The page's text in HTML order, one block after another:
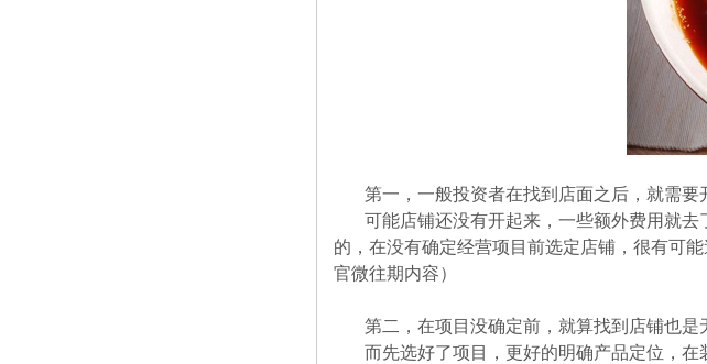
第一，一般投资者在找到店面之后，就需要
可能店铺还没有开起来，一些额外费用就
的，在没有确定经营项目前选定店铺，很有可
官微往期内容）
第二，在项目没确定前，就算找到店铺也是
而先选好了项目，更好的明确产品定位，